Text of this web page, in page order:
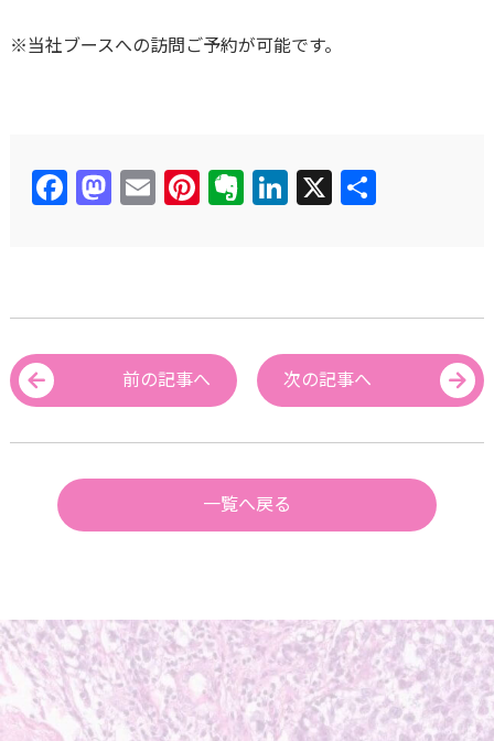
※当社ブースへの訪問ご予約が可能です。
Facebook
Mastodon
EmailPinterest
Evernote
LinkedIn
X 共
前の記事へ 次の記事へ
一覧へ戻る